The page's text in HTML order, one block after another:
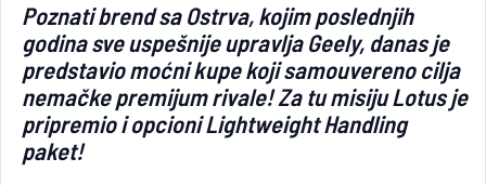
Poznati brend sa Ostrva, kojim poslednjih
godina sve uspešnije upravlja Geely, danas je
predstavio moćni kupe koji samouvereno cilja
nemačke premijum rivale! Za tu misiju Lotus je
pripremio i opcioni Lightweight Handling
paket!